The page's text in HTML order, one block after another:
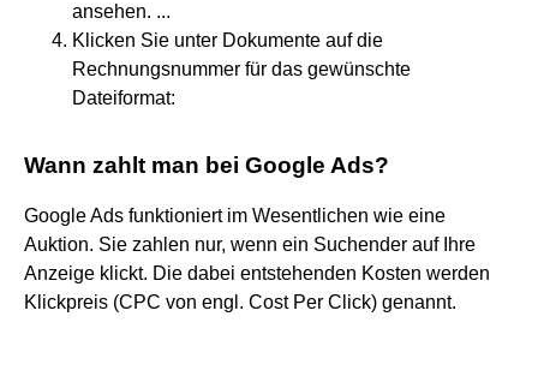
ansehen. ...
Klicken Sie unter Dokumente auf die
Rechnungsnummer für das gewünschte
Dateiformat:
Wann zahlt man bei Google Ads?
Google Ads funktioniert im Wesentlichen wie eine
Auktion. Sie zahlen nur, wenn ein Suchender auf Ihre
Anzeige klickt. Die dabei entstehenden Kosten werden
Klickpreis (CPC von engl. Cost Per Click) genannt.